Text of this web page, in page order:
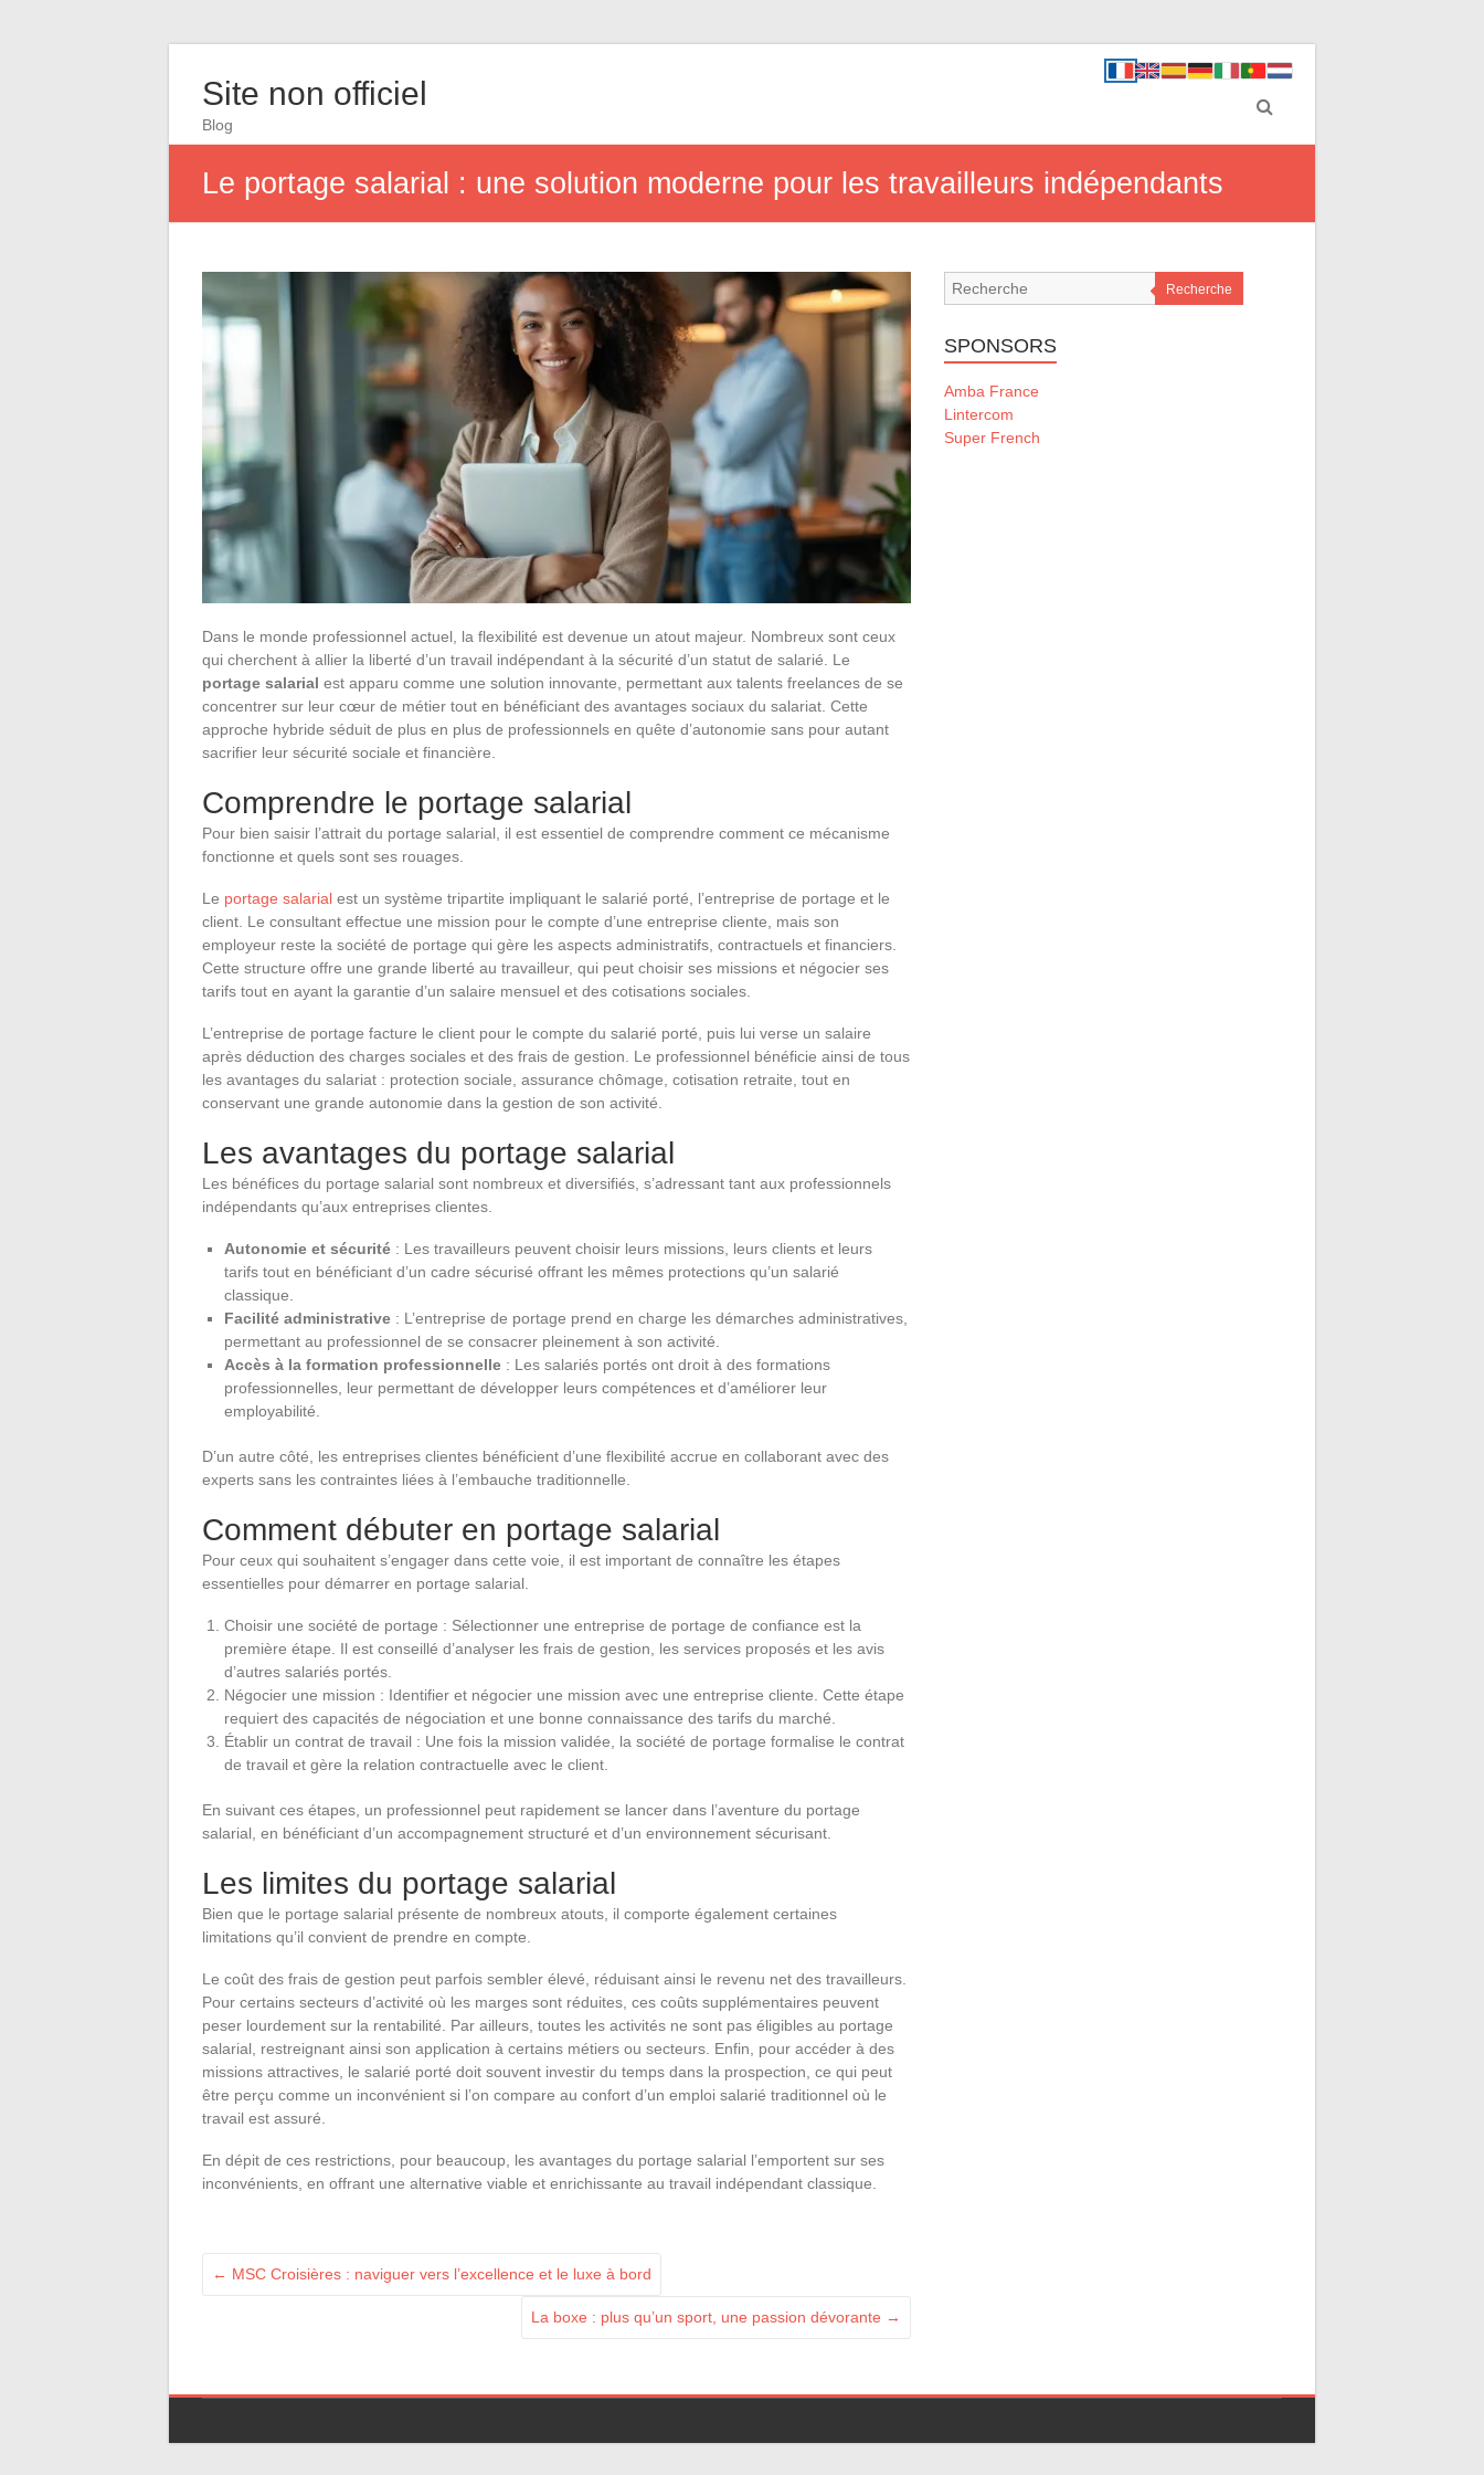
Site non officiel
Blog
Le portage salarial : une solution moderne pour les travailleurs indépendants
Dans le monde professionnel actuel, la flexibilité est devenue un atout majeur. Nombreux sont ceux
qui cherchent à allier la liberté d’un travail indépendant à la sécurité d’un statut de salarié. Le
portage salarial est apparu comme une solution innovante, permettant aux talents freelances de se
concentrer sur leur cœur de métier tout en bénéficiant des avantages sociaux du salariat. Cette
approche hybride séduit de plus en plus de professionnels en quête d’autonomie sans pour autant
sacrifier leur sécurité sociale et financière.
Comprendre le portage salarial
Pour bien saisir l’attrait du portage salarial, il est essentiel de comprendre comment ce mécanisme
fonctionne et quels sont ses rouages.
Le portage salarial est un système tripartite impliquant le salarié porté, l’entreprise de portage et le
client. Le consultant effectue une mission pour le compte d’une entreprise cliente, mais son
employeur reste la société de portage qui gère les aspects administratifs, contractuels et financiers.
Cette structure offre une grande liberté au travailleur, qui peut choisir ses missions et négocier ses
tarifs tout en ayant la garantie d’un salaire mensuel et des cotisations sociales.
L’entreprise de portage facture le client pour le compte du salarié porté, puis lui verse un salaire
après déduction des charges sociales et des frais de gestion. Le professionnel bénéficie ainsi de tous
les avantages du salariat : protection sociale, assurance chômage, cotisation retraite, tout en
conservant une grande autonomie dans la gestion de son activité.
Les avantages du portage salarial
Les bénéfices du portage salarial sont nombreux et diversifiés, s’adressant tant aux professionnels
indépendants qu’aux entreprises clientes.
Autonomie et sécurité : Les travailleurs peuvent choisir leurs missions, leurs clients et leurs
tarifs tout en bénéficiant d’un cadre sécurisé offrant les mêmes protections qu’un salarié
classique.
Facilité administrative : L’entreprise de portage prend en charge les démarches administratives,
permettant au professionnel de se consacrer pleinement à son activité.
Accès à la formation professionnelle : Les salariés portés ont droit à des formations
professionnelles, leur permettant de développer leurs compétences et d’améliorer leur
employabilité.
D’un autre côté, les entreprises clientes bénéficient d’une flexibilité accrue en collaborant avec des
experts sans les contraintes liées à l’embauche traditionnelle.
Comment débuter en portage salarial
Pour ceux qui souhaitent s’engager dans cette voie, il est important de connaître les étapes
essentielles pour démarrer en portage salarial.
Choisir une société de portage : Sélectionner une entreprise de portage de confiance est la
première étape. Il est conseillé d’analyser les frais de gestion, les services proposés et les avis
d’autres salariés portés.
Négocier une mission : Identifier et négocier une mission avec une entreprise cliente. Cette étape
requiert des capacités de négociation et une bonne connaissance des tarifs du marché.
Établir un contrat de travail : Une fois la mission validée, la société de portage formalise le contrat
de travail et gère la relation contractuelle avec le client.
En suivant ces étapes, un professionnel peut rapidement se lancer dans l’aventure du portage
salarial, en bénéficiant d’un accompagnement structuré et d’un environnement sécurisant.
Les limites du portage salarial
Bien que le portage salarial présente de nombreux atouts, il comporte également certaines
limitations qu’il convient de prendre en compte.
Le coût des frais de gestion peut parfois sembler élevé, réduisant ainsi le revenu net des travailleurs.
Pour certains secteurs d’activité où les marges sont réduites, ces coûts supplémentaires peuvent
peser lourdement sur la rentabilité. Par ailleurs, toutes les activités ne sont pas éligibles au portage
salarial, restreignant ainsi son application à certains métiers ou secteurs. Enfin, pour accéder à des
missions attractives, le salarié porté doit souvent investir du temps dans la prospection, ce qui peut
être perçu comme un inconvénient si l’on compare au confort d’un emploi salarié traditionnel où le
travail est assuré.
En dépit de ces restrictions, pour beaucoup, les avantages du portage salarial l’emportent sur ses
inconvénients, en offrant une alternative viable et enrichissante au travail indépendant classique.
← MSC Croisières : naviguer vers l’excellence et le luxe à bord
La boxe : plus qu’un sport, une passion dévorante →
Recherche
SPONSORS
Amba France
Lintercom
Super French